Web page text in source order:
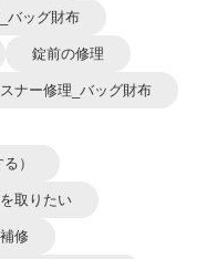
バッグ財布
錠前の修理
ナー修理_バッグ財布
）
取りたい
修